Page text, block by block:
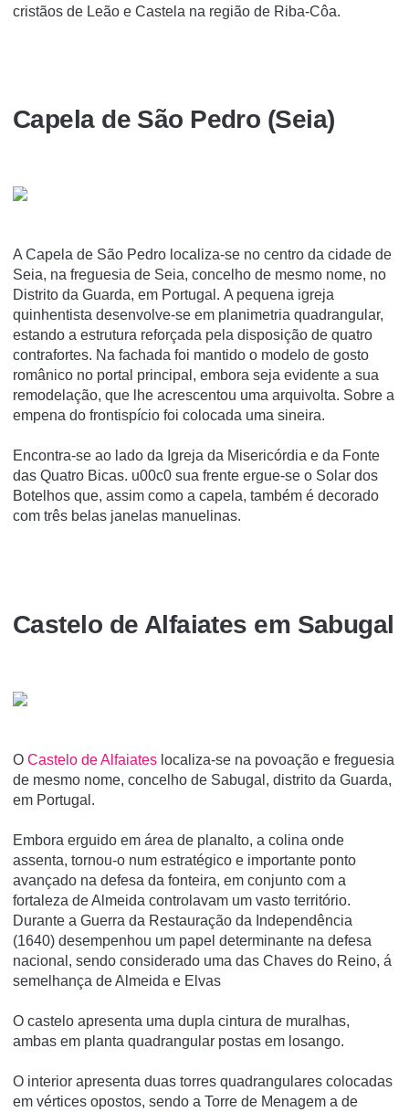
cristãos de Leão e Castela na região de Riba-Côa.
Capela de São Pedro (Seia)
A Capela de São Pedro localiza-se no centro da cidade de
Seia, na freguesia de Seia, concelho de mesmo nome, no
Distrito da Guarda, em Portugal. A pequena igreja
quinhentista desenvolve-se em planimetria quadrangular,
estando a estrutura reforçada pela disposição de quatro
contrafortes. Na fachada foi mantido o modelo de gosto
românico no portal principal, embora seja evidente a sua
remodelação, que lhe acrescentou uma arquivolta. Sobre a
empena do frontispício foi colocada uma sineira.
Encontra-se ao lado da Igreja da Misericórdia e da Fonte
das Quatro Bicas. u00c0 sua frente ergue-se o Solar dos
Botelhos que, assim como a capela, também é decorado
com três belas janelas manuelinas.
Castelo de Alfaiates em Sabugal
O Castelo de Alfaiates localiza-se na povoação e freguesia
de mesmo nome, concelho de Sabugal, distrito da Guarda,
em Portugal.
Embora erguido em área de planalto, a colina onde
assenta, tornou-o num estratégico e importante ponto
avançado na defesa da fonteira, em conjunto com a
fortaleza de Almeida controlavam um vasto território.
Durante a Guerra da Restauração da Independência
(1640) desempenhou um papel determinante na defesa
nacional, sendo considerado uma das Chaves do Reino, á
semelhança de Almeida e Elvas
O castelo apresenta uma dupla cintura de muralhas,
ambas em planta quadrangular postas em losango.
O interior apresenta duas torres quadrangulares colocadas
em vértices opostos, sendo a Torre de Menagem a de